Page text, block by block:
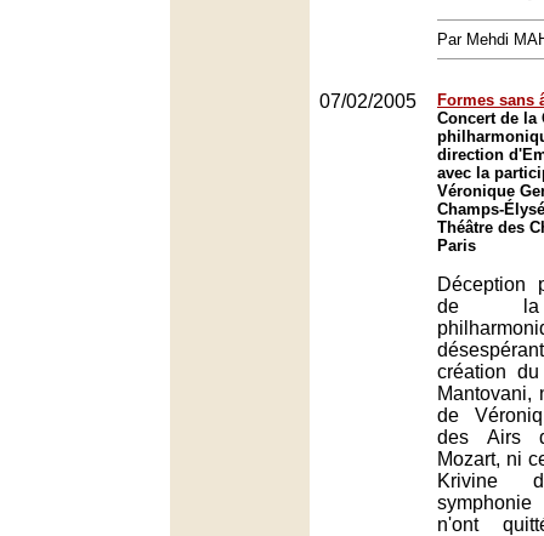
Par Mehdi
07/02/2005
Formes sans
Concert de la
direction
avec la
Véronique
Champs-
Théâtre des
Paris
Déception
de la
création
Mantovani,
de
des Airs
Mozart, ni
Krivine
n'ont